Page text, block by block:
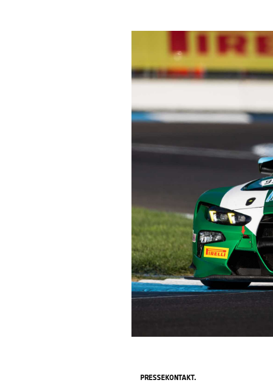
PRESSEKONTAKT.